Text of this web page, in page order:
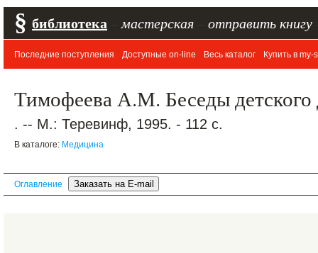
§ библиотека мастерская отправить книгу
Последние поступления Доступные on-line Весь каталог Купить в my-
Тимофеева А.М. Беседы детского
. -- М.: Теревинф, 1995. - 112 с.
В каталоге: Медицина
Оглавление